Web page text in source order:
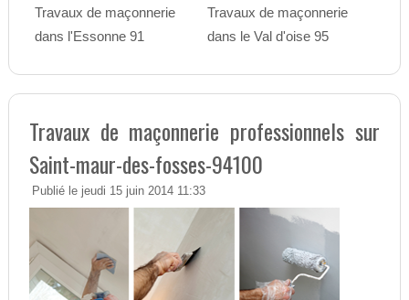
Travaux de maçonnerie
dans l'Essonne 91
Travaux de maçonnerie
dans le Val d'oise 95
Travaux de maçonnerie professionnels sur
Saint-maur-des-fosses-94100
Publié le jeudi 15 juin 2014 11:33